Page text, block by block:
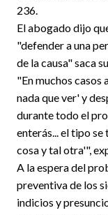
236.
El abogado dijo
"defender a una
de la causa" saca
"En muchos casos
nada que ver' y
durante todo el
enterás... el tipo se
cosa y tal otra'",
A la espera del
preventiva de los
indicios y